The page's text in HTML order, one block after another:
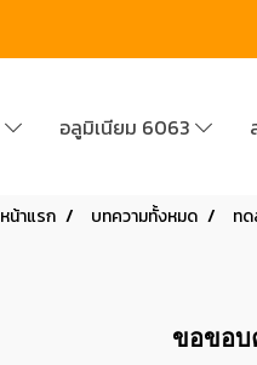
อลูมิเนียม 6063
หน้าแรก บทความทั้งหมด ท
ขอขอบ